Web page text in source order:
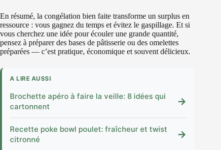
En résumé, la congélation bien faite transforme un surplus en
ressource : vous gagnez du temps et évitez le gaspillage. Et si
vous cherchez une idée pour écouler une grande quantité,
pensez à préparer des bases de pâtisserie ou des omelettes
préparées — c’est pratique, économique et souvent délicieux.
A LIRE AUSSI
Brochette apéro à faire la veille: 8 idées qui
cartonnent
→
Recette poke bowl poulet: fraîcheur et twist
citronné
→